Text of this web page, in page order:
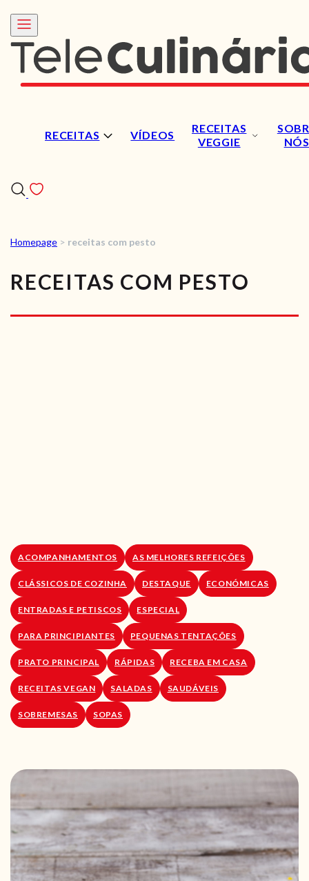
RECEITAS VÍDEOS
RECEITAS
VEGGIE
NÓS
RECEITAS
VÍDEOS
RECEITAS VEGGIE
Homepage > receitas com pesto
RECEITAS COM PESTO
ACOMPANHAMENTOS AS MELHORES REFEIÇÕES
CLÁSSICOS DE COZINHA DESTAQUE ECONÓMICAS
ENTRADAS E PETISCOS ESPECIAL
PARA PRINCIPIANTES PEQUENAS TENTAÇÕES
PRATO PRINCIPAL RÁPIDAS RECEBA EM CASA
RECEITAS VEGAN SALADAS SAUDÁVEIS
SOBREMESAS SOPAS